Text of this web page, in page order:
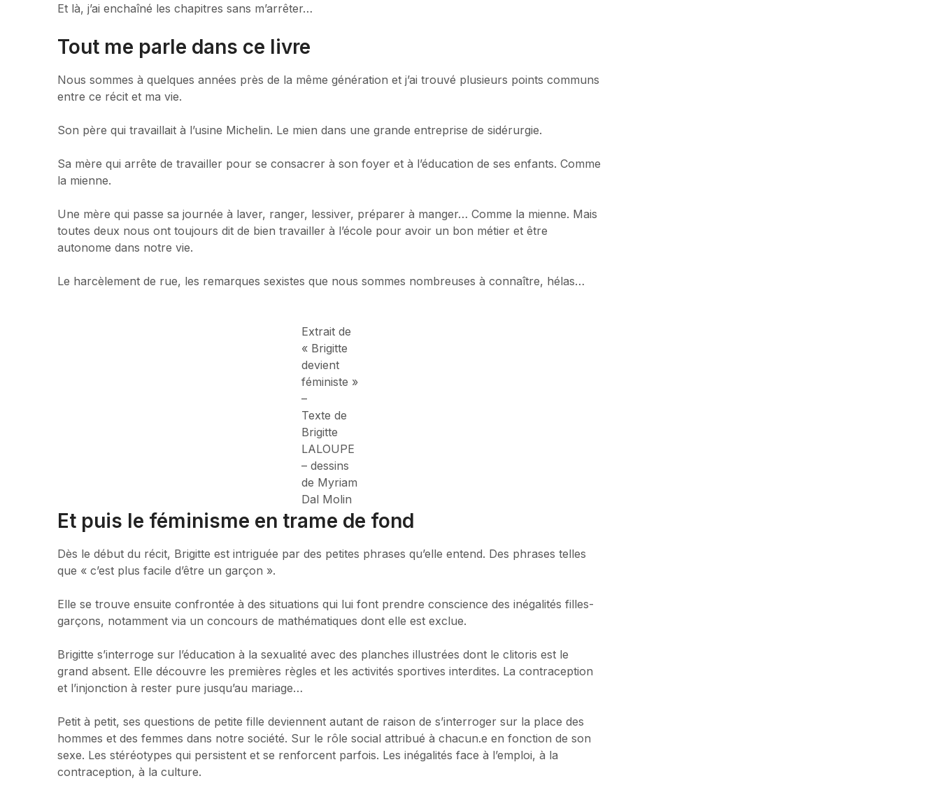
Et là, j’ai enchaîné les chapitres sans m’arrêter…
Tout me parle dans ce livre
Nous sommes à quelques années près de la même génération et j’ai trouvé plusieurs points communs
entre ce récit et ma vie.
Son père qui travaillait à l’usine Michelin. Le mien dans une grande entreprise de sidérurgie.
Sa mère qui arrête de travailler pour se consacrer à son foyer et à l’éducation de ses enfants. Comme
la mienne.
Une mère qui passe sa journée à laver, ranger, lessiver, préparer à manger… Comme la mienne. Mais
toutes deux nous ont toujours dit de bien travailler à l’école pour avoir un bon métier et être
autonome dans notre vie.
Le harcèlement de rue, les remarques sexistes que nous sommes nombreuses à connaître, hélas…
Extrait de
« Brigitte
devient
féministe »
–
Texte de
Brigitte
LALOUPE
– dessins
de Myriam
Dal Molin
Et puis le féminisme en trame de fond
Dès le début du récit, Brigitte est intriguée par des petites phrases qu’elle entend. Des phrases telles
que « c’est plus facile d’être un garçon ».
Elle se trouve ensuite confrontée à des situations qui lui font prendre conscience des inégalités filles-
garçons, notamment via un concours de mathématiques dont elle est exclue.
Brigitte s’interroge sur l’éducation à la sexualité avec des planches illustrées dont le clitoris est le
grand absent. Elle découvre les premières règles et les activités sportives interdites. La contraception
et l’injonction à rester pure jusqu’au mariage…
Petit à petit, ses questions de petite fille deviennent autant de raison de s’interroger sur la place des
hommes et des femmes dans notre société. Sur le rôle social attribué à chacun.e en fonction de son
sexe. Les stéréotypes qui persistent et se renforcent parfois. Les inégalités face à l’emploi, à la
contraception, à la culture.